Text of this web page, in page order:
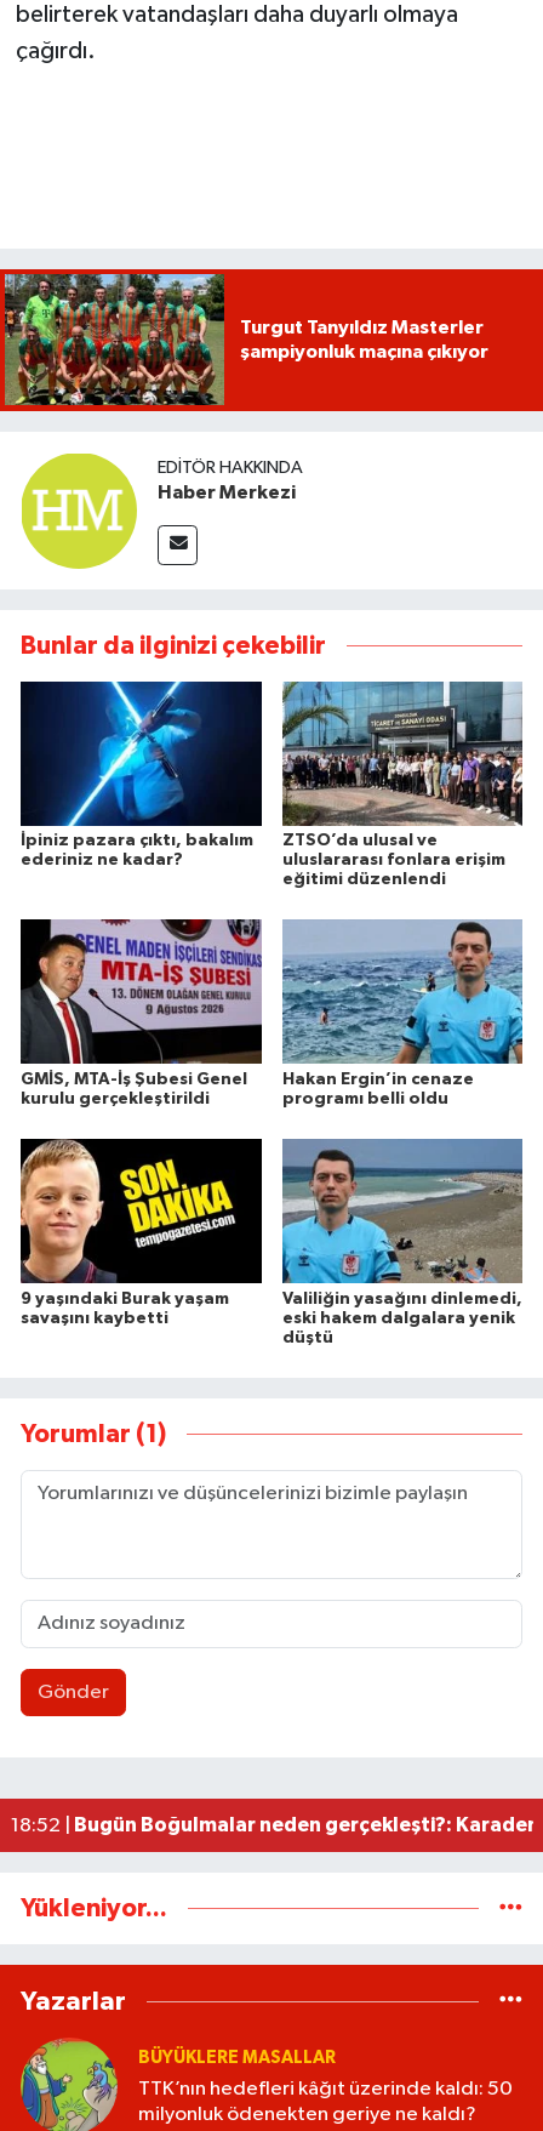
belirterek vatandaşları daha duyarlı olmaya
çağırdı.
Turgut Tanyıldız Masterler
şampiyonluk maçına çıkıyor
EDITÖR HAKKINDA
Haber Merkezi
Bunlar da ilginizi çekebilir
İpiniz pazara çıktı, bakalım
ederiniz ne kadar?
ZTSO’da ulusal ve
uluslararası fonlara erişim
eğitimi düzenlendi
GMİS, MTA-İş Şubesi Genel
kurulu gerçekleştirildi
Hakan Ergin’in cenaze
programı belli oldu
9 yaşındaki Burak yaşam
savaşını kaybetti
Valiliğin yasağını dinlemedi,
eski hakem dalgalara yenik
düştü
Yorumlar (1)
Gönder
22:20 |TTK’nın hedefleri kâğıt üzerinde kaldı: 50
18:52 |
Bugün Boğulmalar neden gerçekleşti?:
Yükleniyor...
Yazarlar
BÜYÜKLERE MASALLAR
TTK’nın hedefleri kâğıt üzerinde kaldı: 50
milyonluk ödenekten geriye ne kaldı?